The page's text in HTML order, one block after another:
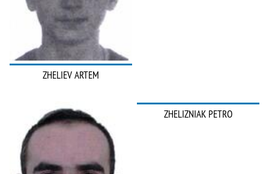
ZHELIEV ARTEM
ZHELIZNIAK PETRO